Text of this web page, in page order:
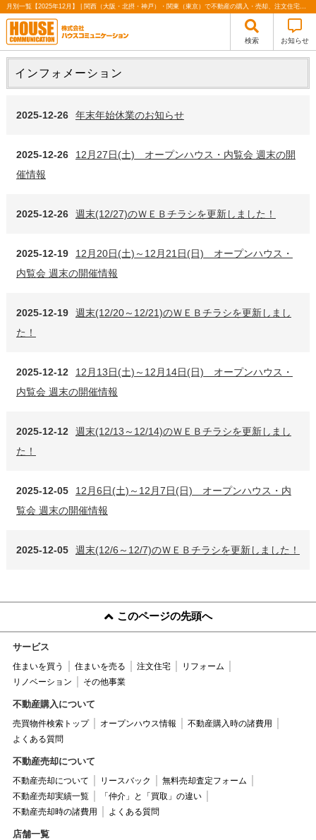
月別一覧【2025年12月】 | 関西（大阪・北摂・神戸）・関東（東京）で不動産の購入・売却、注文住宅、リノベーションの事なら株式会社ハウスコミュニケーション
検索 お知らせ
インフォメーション
2025-12-26 年末年始休業のお知らせ
2025-12-26
12月27日(土) オープンハウス・内覧会 週末の開
催情報
2025-12-26 週末(12/27)のＷＥＢチラシを更新しました！
2025-12-19
12月20日(土)～12月21日(日) オープンハウス・
内覧会 週末の開催情報
2025-12-19
週末(12/20～12/21)のＷＥＢチラシを更新しまし
た！
2025-12-12
12月13日(土)～12月14日(日) オープンハウス・
内覧会 週末の開催情報
2025-12-12
週末(12/13～12/14)のＷＥＢチラシを更新しまし
た！
2025-12-05
12月6日(土)～12月7日(日) オープンハウス・内
覧会 週末の開催情報
2025-12-05 週末(12/6～12/7)のＷＥＢチラシを更新しました！
このページの先頭へ
サービス
住まいを買う 住まいを売る 注文住宅
リフォーム
リノベーション
その他事業
不動産購入について
売買物件検索トップ オープンハウス情報
不動産購入時の諸費用
よくある質問
不動産売却について
不動産売却について リースバック
無料売却査定フォーム
不動産売却実績一覧
「仲介」と「買取」の違い
不動産売却時の諸費用
よくある質問
店舗一覧